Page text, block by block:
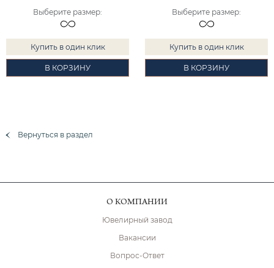
Выберите размер:
Купить в один клик
В КОРЗИНУ
Выберите размер:
Купить в один клик
В КОРЗИНУ
Вернуться в раздел
О КОМПАНИИ
Ювелирный завод
Вакансии
Вопрос-Ответ